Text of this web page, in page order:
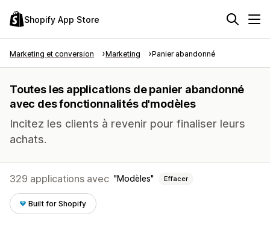
Shopify App Store
Marketing et conversion Marketing Panier abandonné
Toutes les applications de panier abandonné
avec des fonctionnalités d'modèles
Incitez les clients à revenir pour finaliser leurs
achats.
329 applications avec Modèles Effacer
Built for Shopify